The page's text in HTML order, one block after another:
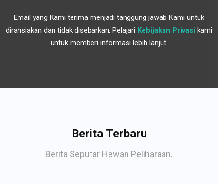
Email yang Kami terima menjadi tanggung jawab Kami untuk
dirahsiakan dan tidak disebarkan, Pelajari Kebijakan Privasi kami
untuk memberi informasi lebih lanjut.
Berita Terbaru
Berita Seputar Hewan Peliharaan.